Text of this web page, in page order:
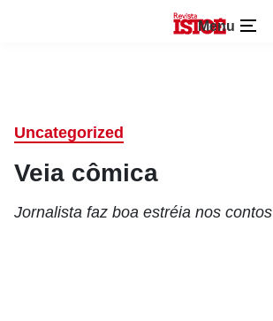
Menu
Uncategorized
Veia cômica
Jornalista faz boa estréia nos contos